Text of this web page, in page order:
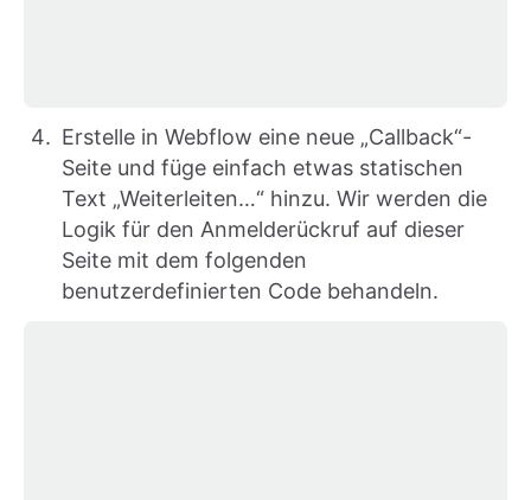
Erstelle in Webflow eine neue „Callback“-
Seite und füge einfach etwas statischen
Text „Weiterleiten…“ hinzu. Wir werden die
Logik für den Anmelderückruf auf dieser
Seite mit dem folgenden
benutzerdefinierten Code behandeln.